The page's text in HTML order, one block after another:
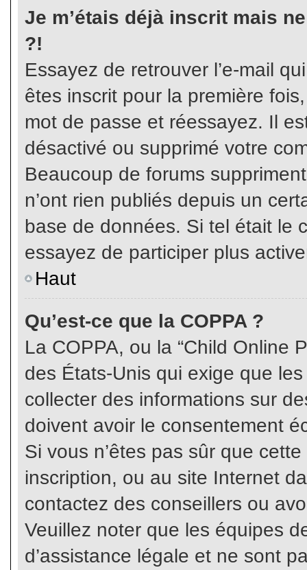
Je m’étais déjà inscrit mais
?!
Essayez de retrouver l’e-mail
êtes inscrit pour la première
mot de passe et réessayez. Il
désactivé ou supprimé votre
Beaucoup de forums
n’ont rien publiés depuis un
base de données. Si tel était le
essayez de participer plus
Haut
Qu’est-ce que la COPPA ?
La COPPA, ou la “Child Online
des États-Unis qui exige que
collecter des informations sur
doivent avoir le consentement
Si vous n’êtes pas sûr que
inscription, ou au site Internet
contactez des conseillers ou
Veuillez noter que les équipes
d’assistance légale et ne sont